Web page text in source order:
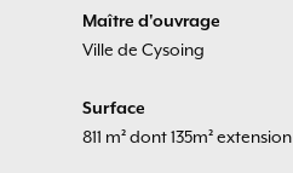
Maître d'ouvrage
Ville de Cysoing
Surface
811 m² dont 135m² extension